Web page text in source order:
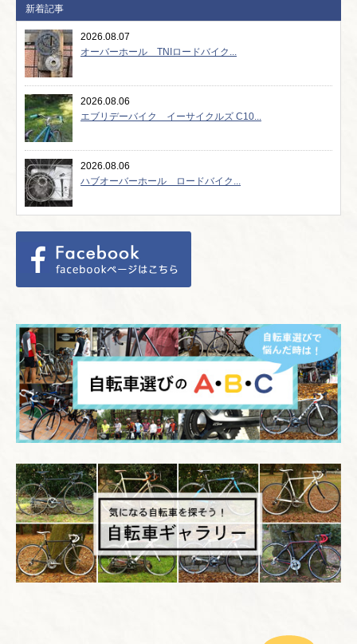
新着記事
2026.08.07
オーバーホール TNIロードバイク...
2026.08.06
エブリデーバイク イーサイクルズ C10...
2026.08.06
ハブオーバーホール ロードバイク...